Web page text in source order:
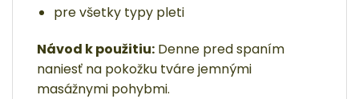
pre všetky typy pleti
Návod k použitiu: Denne pred spaním
naniesť na pokožku tváre jemnými
masážnymi pohybmi.